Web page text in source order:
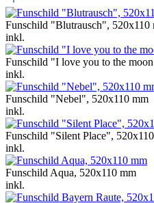
Funschild "Blutrausch", 520x110
inkl.
Funschild "I love you to the
inkl.
Funschild "Nebel", 520x110 mm
inkl.
Funschild "Silent Place",
inkl.
Funschild Aqua, 520x110 mm
inkl.